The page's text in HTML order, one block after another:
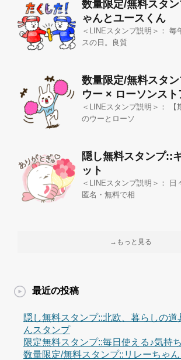
数量限定/無料スタ
ゃんとユースくん
＜LINEスタンプ説明＞： 毎
スの日。良質
数量限定/無料スタ
ウー × ローソンスト
＜LINEスタンプ説明＞： 【
のウーとローソ
隠し無料スタンプ::
ット
＜LINEスタンプ説明＞： 日
匿名・無料で相
→もっと見る
最近の投稿
隠し無料スタンプ::北欧、暮らしの道
んスタンプ
限定無料スタンプ::毎日使える♪気持
数量限定/無料スタンプ::リレーちゃ